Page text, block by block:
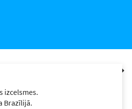
izcelsmes.
Brazīlijā.